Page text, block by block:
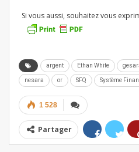
Si vous aussi, souhaitez vous
argent Ethan White
nesara or SFQ Système
1 528
Partager